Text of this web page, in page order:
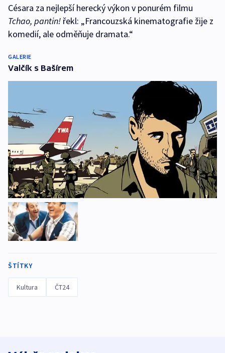
Césara za nejlepší herecký výkon v ponurém filmu
Tchao, pantin! řekl: „Francouzská kinematografie žije z
komedií, ale odměňuje dramata.“
GALERIE
Valčík s Bašírem
ŠTÍTKY
Kultura ČT24